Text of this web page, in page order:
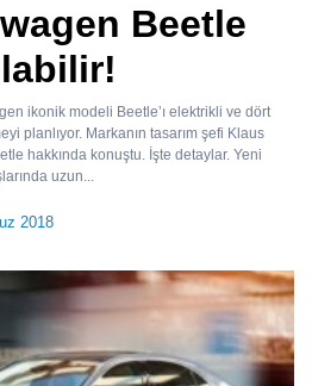
Beetle
ikonik modeli Beetle’ı elektrikli ve dört
planlıyor. Markanın tasarım şefi Klaus
hakkında konuştu. İşte detaylar. Yeni
uzun...
2018